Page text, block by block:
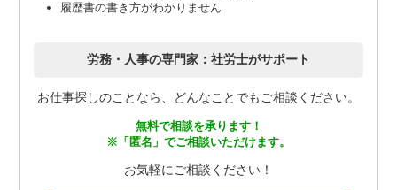
履歴書の書き方がわかりません
労務・人事の専門家：社労士がサポート
お仕事探しのことなら、どんなことでもご相談ください。
無料で相談を承ります！
※「匿名」でご相談いただけます。
お気軽にご相談ください！